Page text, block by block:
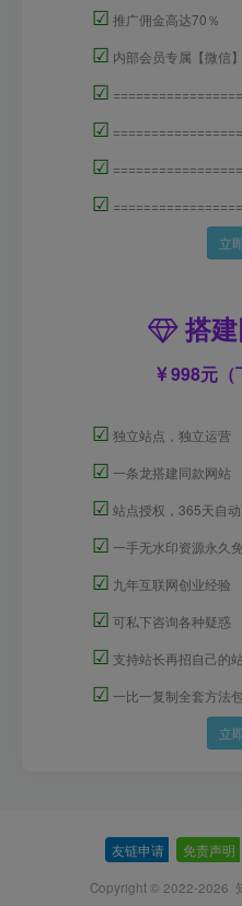
☑ 推广佣金高达70％
☑ 内部会员专属【微信
☑
☑
☑
☑
立
搭建
998元（
☑ 独立站点，独立运营
☑ 一条龙搭建同款网站
☑ 站点授权，365天自
☑ 一手无水印资源永久
☑ 九年互联网创业经验
☑ 可私下咨询各种疑惑
☑ 支持站长再招自己的
☑ 一比一复制全套方法
立
友链申请 免责声明
Copyright © 2022-2026